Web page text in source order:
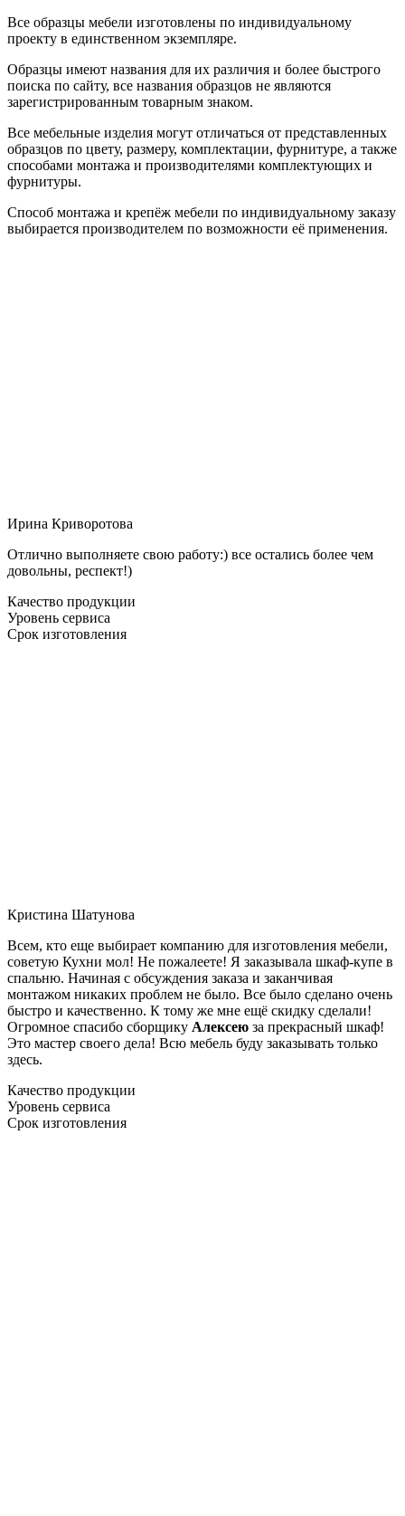
Все образцы мебели изготовлены по индивидуальному
проекту в единственном экземпляре.
Образцы имеют названия для их различия и более быстрого
поиска по сайту, все названия образцов не являются
зарегистрированным товарным знаком.
Все мебельные изделия могут отличаться от представленных
образцов по цвету, размеру, комплектации, фурнитуре, а также
способами монтажа и производителями комплектующих и
фурнитуры.
Способ монтажа и крепёж мебели по индивидуальному заказу
выбирается производителем по возможности её применения.
Ирина Криворотова
Отлично выполняете свою работу:) все остались более чем
довольны, респект!)
Качество продукции
Уровень сервиса
Срок изготовления
Кристина Шатунова
Всем, кто еще выбирает компанию для изготовления мебели,
советую Кухни мол! Не пожалеете! Я заказывала шкаф-купе в
спальню. Начиная с обсуждения заказа и заканчивая
монтажом никаких проблем не было. Все было сделано очень
быстро и качественно. К тому же мне ещё скидку сделали!
Огромное спасибо сборщику Алексею за прекрасный шкаф!
Это мастер своего дела! Всю мебель буду заказывать только
здесь.
Качество продукции
Уровень сервиса
Срок изготовления